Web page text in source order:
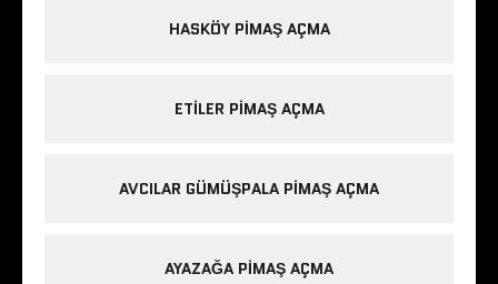
HASKÖY PIMAŞ AÇMA
ETILER PIMAŞ AÇMA
AVCILAR GÜMÜŞPALA PIMAŞ AÇMA
AYAZAĞA PIMAŞ AÇMA